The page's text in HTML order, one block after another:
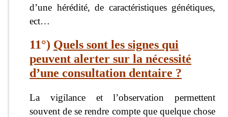
d’une hérédité, de caractéristiques génétiques,
ect…
11°) Quels sont les signes qui
peuvent alerter sur la nécessité
d’une consultation dentaire ?
La vigilance et l’observation permettent
souvent de se rendre compte que quelque chose